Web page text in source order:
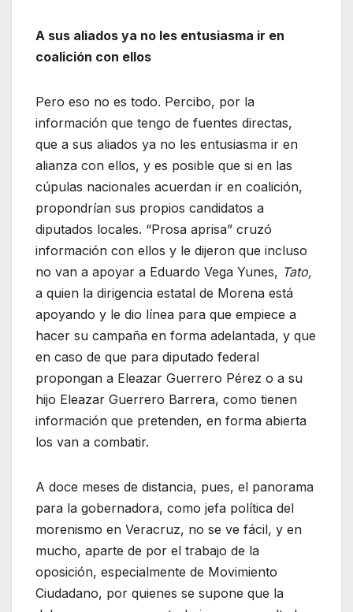
A sus aliados ya no les entusiasma ir en
coalición con ellos
Pero eso no es todo. Percibo, por la
información que tengo de fuentes directas,
que a sus aliados ya no les entusiasma ir en
alianza con ellos, y es posible que si en las
cúpulas nacionales acuerdan ir en coalición,
propondrían sus propios candidatos a
diputados locales. “Prosa aprisa” cruzó
información con ellos y le dijeron que incluso
no van a apoyar a Eduardo Vega Yunes, Tato,
a quien la dirigencia estatal de Morena está
apoyando y le dio línea para que empiece a
hacer su campaña en forma adelantada, y que
en caso de que para diputado federal
propongan a Eleazar Guerrero Pérez o a su
hijo Eleazar Guerrero Barrera, como tienen
información que pretenden, en forma abierta
los van a combatir.
A doce meses de distancia, pues, el panorama
para la gobernadora, como jefa política del
morenismo en Veracruz, no se ve fácil, y en
mucho, aparte de por el trabajo de la
oposición, especialmente de Movimiento
Ciudadano, por quienes se supone que la